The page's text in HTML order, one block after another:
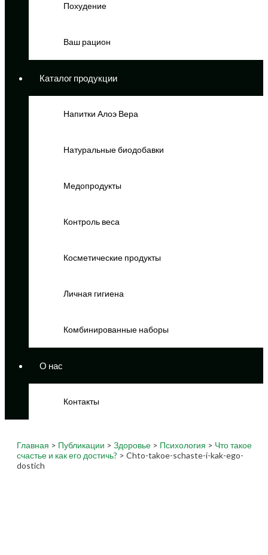
Похудение
Ваш рацион
Каталог продукции
Напитки Алоэ Вера
Натуральные биодобавки
Медопродукты
Контроль веса
Косметические продукты
Личная гигиена
Комбинированные наборы
О нас
Контакты
Главная > Публикации > Здоровье > Психология > Что такое
счастье и как его достичь? > Chto-takoe-schaste-i-kak-ego-
dostich